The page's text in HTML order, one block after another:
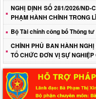
NGHỊ ĐỊNH SỐ 281/2026/NĐ-
PHẠM HÀNH CHÍNH TRONG
Bộ Tài chính công bố Thông
CHÍNH PHỦ BAN HÀNH
TỔ CHỨC ĐƠN VỊ SỰ NGHIỆP
Bộ Tài chính ban hành
kiểm toán nội bộ